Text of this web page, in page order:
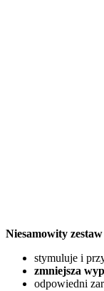
Niesamowity
stymuluje i
zmniejsza
odpowiedni